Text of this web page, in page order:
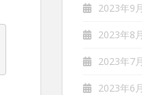
2023年9月
2023年8月
2023年7月
2023年6月